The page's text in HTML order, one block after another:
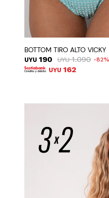
BOTTOM TIRO ALTO VICKY
UYU 190 UYU 1.090 82
UYU 162